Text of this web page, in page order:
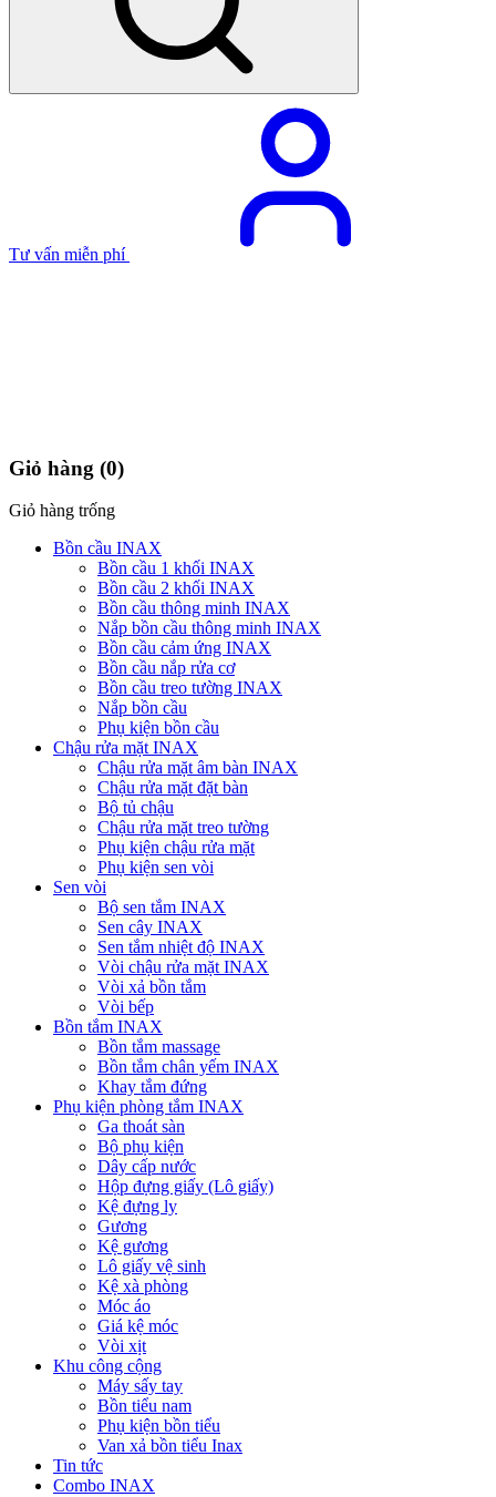
Tư vấn miễn phí
Giỏ hàng (0)
Giỏ hàng trống
Bồn cầu INAX
Bồn cầu 1 khối INAX
Bồn cầu 2 khối INAX
Bồn cầu thông minh INAX
Nắp bồn cầu thông minh INAX
Bồn cầu cảm ứng INAX
Bồn cầu nắp rửa cơ
Bồn cầu treo tường INAX
Nắp bồn cầu
Phụ kiện bồn cầu
Chậu rửa mặt INAX
Chậu rửa mặt âm bàn INAX
Chậu rửa mặt đặt bàn
Bộ tủ chậu
Chậu rửa mặt treo tường
Phụ kiện chậu rửa mặt
Phụ kiện sen vòi
Sen vòi
Bộ sen tắm INAX
Sen cây INAX
Sen tắm nhiệt độ INAX
Vòi chậu rửa mặt INAX
Vòi xả bồn tắm
Vòi bếp
Bồn tắm INAX
Bồn tắm massage
Bồn tắm chân yếm INAX
Khay tắm đứng
Phụ kiện phòng tắm INAX
Ga thoát sàn
Bộ phụ kiện
Dây cấp nước
Hộp đựng giấy (Lô giấy)
Kệ đựng ly
Gương
Kệ gương
Lô giấy vệ sinh
Kệ xà phòng
Móc áo
Giá kệ móc
Vòi xịt
Khu công cộng
Máy sấy tay
Bồn tiểu nam
Phụ kiện bồn tiểu
Van xả bồn tiểu Inax
Tin tức
Combo INAX